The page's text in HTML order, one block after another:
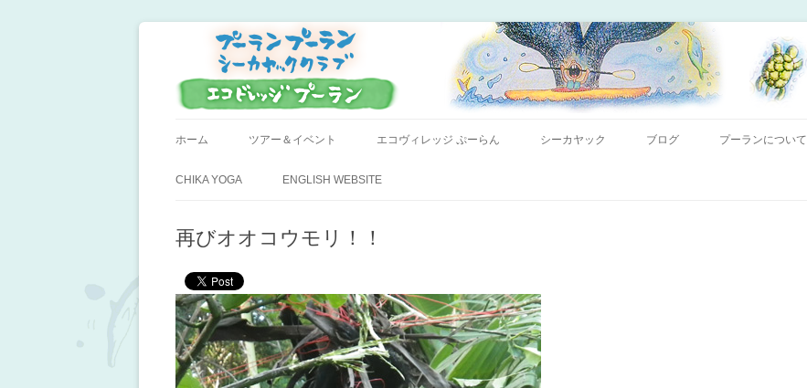
プーラン・プーラン｜小笠原父島 シーカヤック 宿
ホーム ツアー＆イベント エコヴィレッジ ぷーらん シーカヤック ブログ プーランについて
CHIKA YOGA ENGLISH WEBSITE
再びオオコウモリ！！